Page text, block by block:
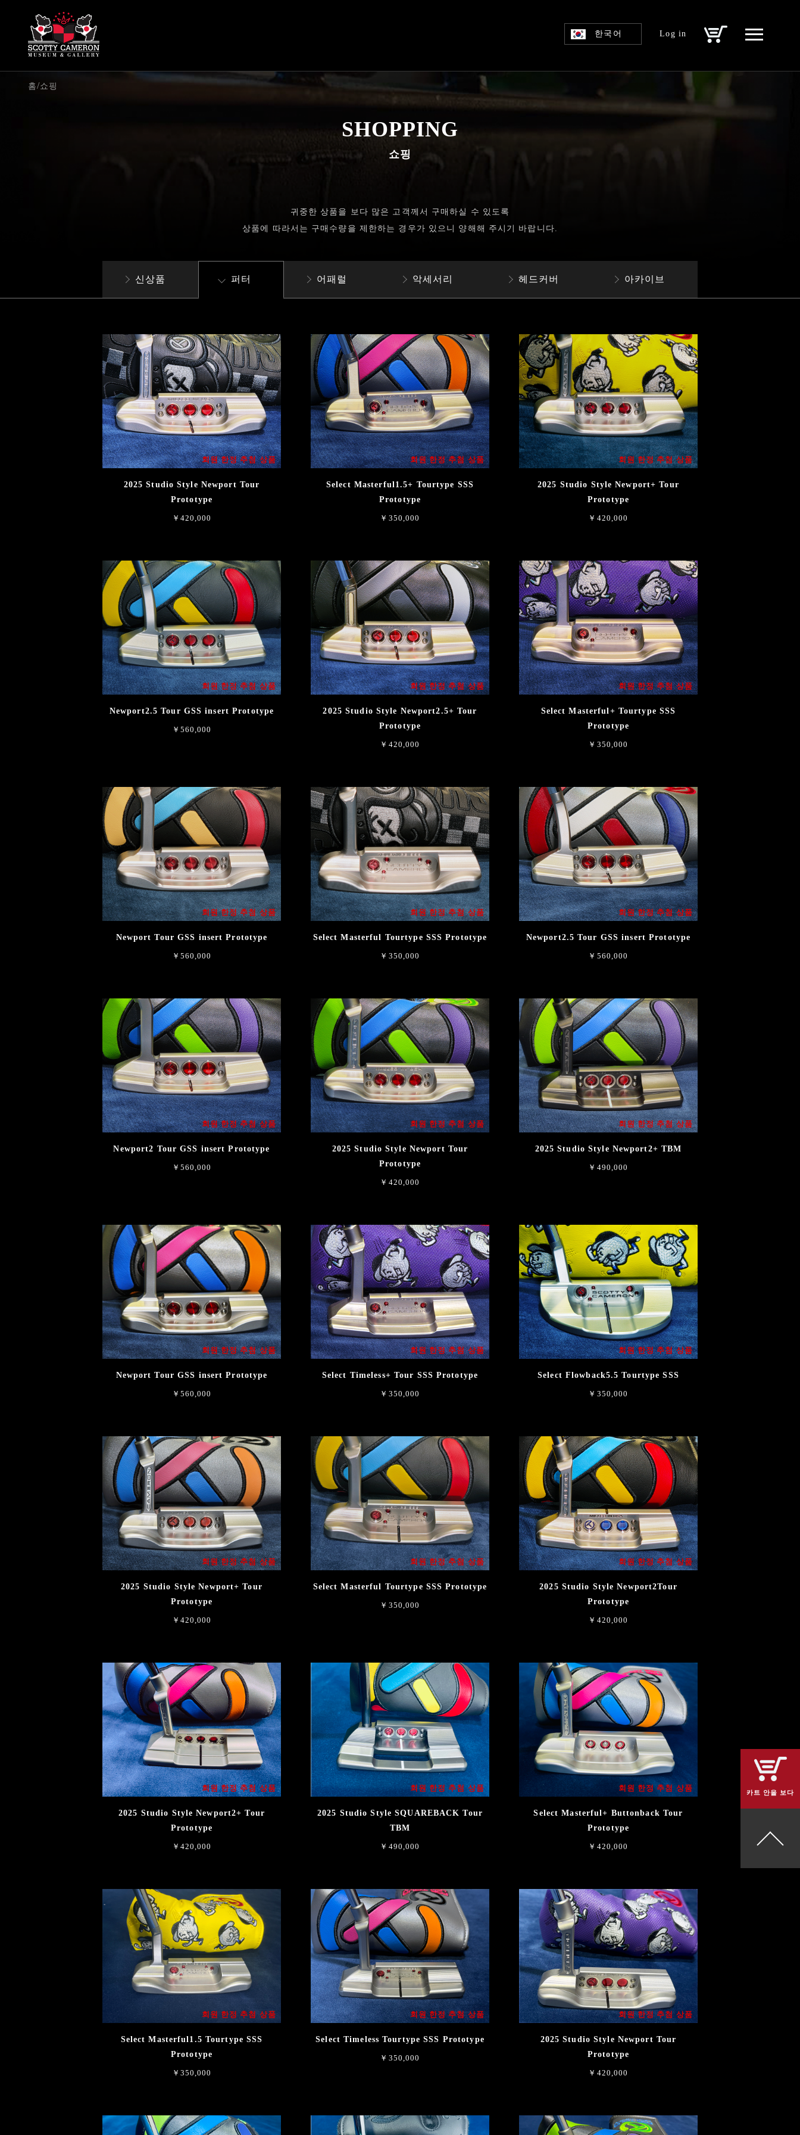
한국어 Log in
카트 안을 보다
홈/쇼핑
SHOPPING
쇼핑
귀중한 상품을 보다 많은 고객께서 구매하실 수 있도록
상품에 따라서는 구매수량을 제한하는 경우가 있으니 양해해 주시기 바랍니다.
신상품 퍼터 어패럴 악세서리 헤드커버 아카이브
회원 한정 추첨 상품
2025 Studio Style Newport Tour
Prototype
￥420,000
회원 한정 추첨 상품
Select Masterful1.5+ Tourtype SSS
Prototype
￥350,000
회원 한정 추첨 상품
2025 Studio Style Newport+ Tour
Prototype
￥420,000
회원 한정 추첨 상품
Newport2.5 Tour GSS insert Prototype
￥560,000
회원 한정 추첨 상품
2025 Studio Style Newport2.5+ Tour
Prototype
￥420,000
회원 한정 추첨 상품
Select Masterful+ Tourtype SSS
Prototype
￥350,000
회원 한정 추첨 상품
Newport Tour GSS insert Prototype
￥560,000
회원 한정 추첨 상품
Select Masterful Tourtype SSS Prototype
￥350,000
회원 한정 추첨 상품
Newport2.5 Tour GSS insert Prototype
￥560,000
회원 한정 추첨 상품
Newport2 Tour GSS insert Prototype
￥560,000
회원 한정 추첨 상품
2025 Studio Style Newport Tour
Prototype
￥420,000
회원 한정 추첨 상품
2025 Studio Style Newport2+ TBM
￥490,000
회원 한정 추첨 상품
Newport Tour GSS insert Prototype
￥560,000
회원 한정 추첨 상품
Select Timeless+ Tour SSS Prototype
￥350,000
회원 한정 추첨 상품
Select Flowback5.5 Tourtype SSS
￥350,000
회원 한정 추첨 상품
2025 Studio Style Newport+ Tour
Prototype
￥420,000
회원 한정 추첨 상품
Select Masterful Tourtype SSS Prototype
￥350,000
회원 한정 추첨 상품
2025 Studio Style Newport2Tour
Prototype
￥420,000
회원 한정 추첨 상품
2025 Studio Style Newport2+ Tour
Prototype
￥420,000
회원 한정 추첨 상품
2025 Studio Style SQUAREBACK Tour
TBM
￥490,000
회원 한정 추첨 상품
Select Masterful+ Buttonback Tour
Prototype
￥420,000
회원 한정 추첨 상품
Select Masterful1.5 Tourtype SSS
Prototype
￥350,000
회원 한정 추첨 상품
Select Timeless Tourtype SSS Prototype
￥350,000
회원 한정 추첨 상품
2025 Studio Style Newport Tour
Prototype
￥420,000